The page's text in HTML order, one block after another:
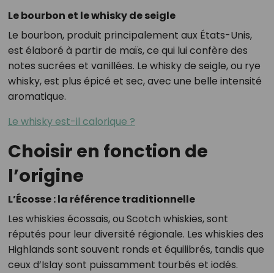
Le bourbon et le whisky de seigle
Le bourbon, produit principalement aux États-Unis,
est élaboré à partir de maïs, ce qui lui confère des
notes sucrées et vanillées. Le whisky de seigle, ou rye
whisky, est plus épicé et sec, avec une belle intensité
aromatique.
Le whisky est-il calorique ?
Choisir en fonction de
l’origine
L’Écosse : la référence traditionnelle
Les whiskies écossais, ou Scotch whiskies, sont
réputés pour leur diversité régionale. Les whiskies des
Highlands sont souvent ronds et équilibrés, tandis que
ceux d’Islay sont puissamment tourbés et iodés.